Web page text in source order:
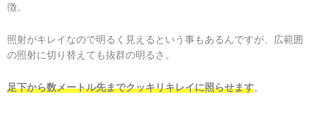
徴。
照射がキレイなので明るく見えるという事もあるんですが、広範囲
の照射に切り替えても抜群の明るさ。
足下から数メートル先までクッキリキレイに照らせます。